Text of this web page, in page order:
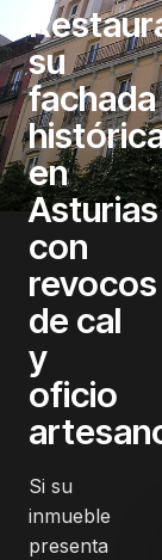
su
fachada
en
Asturias
con
revocos
de cal
y
oficio
Si su
inmueble
presenta